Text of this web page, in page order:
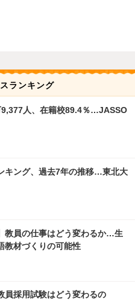
ランキング
9,377人、在籍校89.4％…JASSO
キング、過去7年の推移…東北大
教員の仕事はどう変わるか…生
教材づくりの可能性
員採用試験はどう変わるの